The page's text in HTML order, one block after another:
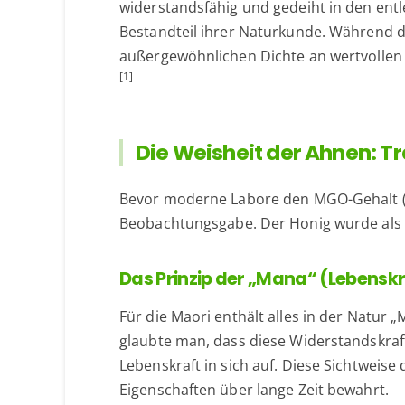
widerstandsfähig und gedeiht in den
Bestandteil ihrer Naturkunde. Während
außergewöhnlichen Dichte an
[1]
Die Weisheit der Ahnen:
Bevor moderne Labore den MGO-
Beobachtungsgabe. Der Honig wurde als
Das Prinzip der „Mana“
Für die Maori enthält alles in der Natur
glaubte man, dass diese
Lebenskraft in sich auf. Diese
Eigenschaften über lange Zeit bewahrt.